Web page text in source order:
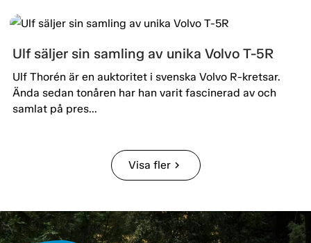
Ulf säljer sin samling av unika Volvo T-5R
Ulf Thorén är en auktoritet i svenska Volvo R-kretsar.
Ända sedan tonåren har han varit fascinerad av och
samlat på pres...
Visa flerchevron_right